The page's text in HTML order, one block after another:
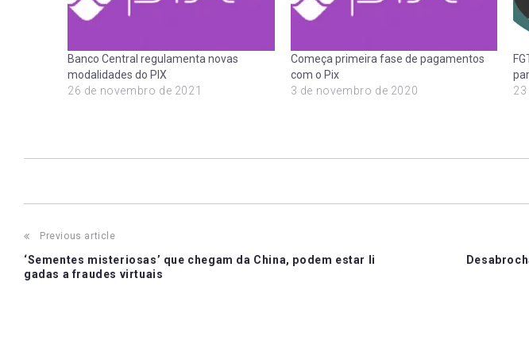
Banco Central regulamenta novas
modalidades do PIX
26 de novembro de 2021
Começa primeira fase de pagamentos
com o Pix
3 de novembro de 2020
Post
navigation
Previous article
‘Sementes misteriosas’ que chegam da China, podem estar li
gadas a fraudes virtuais